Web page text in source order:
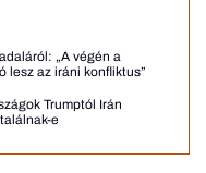
„A végén a
lesz az iráni konfliktus”
Trumptól Irán
e